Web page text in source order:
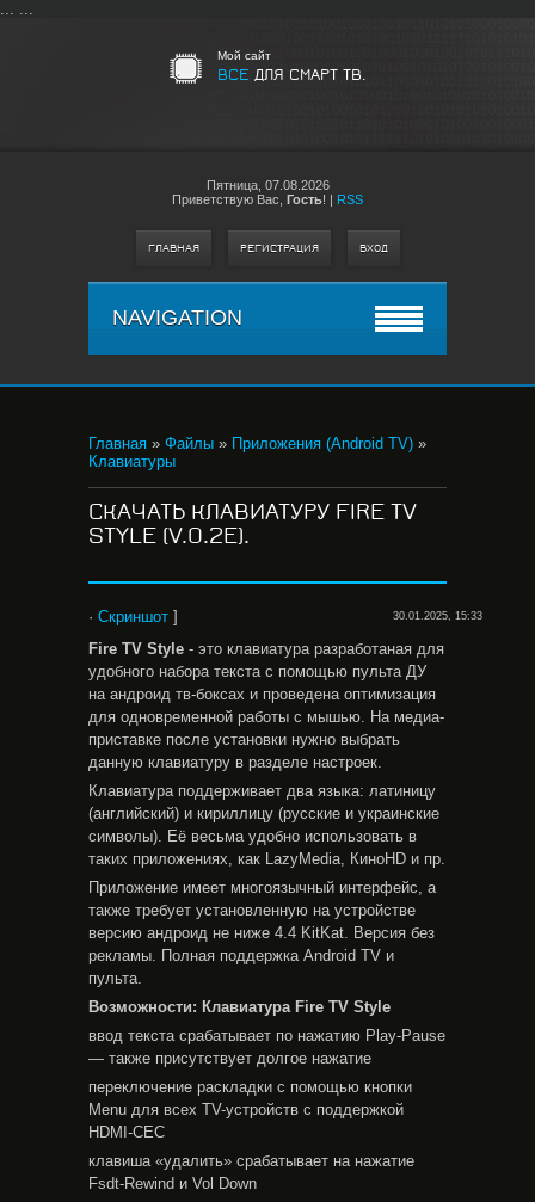
... ...
Мой сайт
ВСЕ ДЛЯ СМАРТ ТВ.
Пятница, 07.08.2026
Приветствую Вас Гость! | RSS
ГЛАВНАЯ РЕГИСТРАЦИЯ ВХОД
NAVIGATION
Главная » Файлы » Приложения (Android TV) »
Клавиатуры
СКАЧАТЬ КЛАВИАТУРУ FIRE TV
STYLE (V.0.2E).
· Скриншот ] 30.01.2025, 15:33
Fire TV Style - это клавиатура разработаная для
удобного набора текста с помощью пульта ДУ
на андроид тв-боксах и проведена оптимизация
для одновременной работы с мышью. На медиа-
приставке после установки нужно выбрать
данную клавиатуру в разделе настроек.
Клавиатура поддерживает два языка: латиницу
(английский) и кириллицу (русские и украинские
символы). Её весьма удобно использовать в
таких приложениях, как LazyMedia, КиноHD и пр.
Приложение имеет многоязычный интерфейс, а
также требует установленную на устройстве
версию андроид не ниже 4.4 KitKat. Версия без
рекламы. Полная поддержка Android TV и
пульта.
Возможности: Клавиатура Fire TV Style
ввод текста срабатывает по нажатию Play-Pause
— также присутствует долгое нажатие
переключение раскладки с помощью кнопки
Menu для всех TV-устройств с поддержкой
HDMI-CEC
клавиша «удалить» срабатывает на нажатие
Fsdt-Rewind и Vol Down